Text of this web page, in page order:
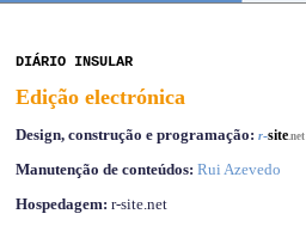
DIÁRIO INSULAR
Edição electrónica
Design, construção e programação: r-site.net
Manutenção de conteúdos: Rui Azevedo
Hospedagem: r-site.net